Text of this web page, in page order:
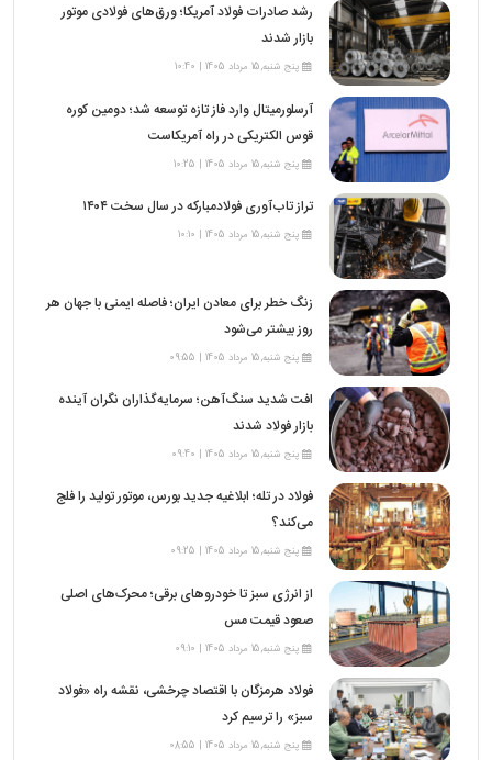
رشد صادرات فولاد آمریکا؛ ورق‌های فولادی موتور
بازار شدند
پنج شنبه,15 مرداد 1405 | 10:40
آرسلورمیتال وارد فاز تازه توسعه شد؛ دومین کوره
قوس الکتریکی در راه آمریکاست
پنج شنبه,15 مرداد 1405 | 10:25
تراز تاب‌آوری فولادمبارکه در سال سخت ۱۴۰۴
پنج شنبه,15 مرداد 1405 | 10:10
زنگ خطر برای معادن ایران؛ فاصله ایمنی با جهان هر
روز بیشتر می‌شود
پنج شنبه,15 مرداد 1405 | 09:55
افت شدید سنگ‌آهن؛ سرمایه‌گذاران نگران آینده
بازار فولاد شدند
پنج شنبه,15 مرداد 1405 | 09:40
فولاد در تله؛ ابلاغیه جدید بورس، موتور تولید را فلج
می‌کند؟
پنج شنبه,15 مرداد 1405 | 09:25
از انرژی سبز تا خودروهای برقی؛ محرک‌های اصلی
صعود قیمت مس
پنج شنبه,15 مرداد 1405 | 09:10
فولاد هرمزگان با اقتصاد چرخشی، نقشه راه «فولاد
سبز» را ترسیم کرد
پنج شنبه,15 مرداد 1405 | 08:55